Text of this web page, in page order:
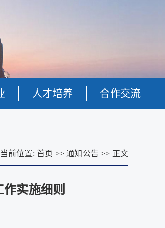
人才培养 合作交流
当前位置: 首页 >> 通知公告 >> 正文
实施细则